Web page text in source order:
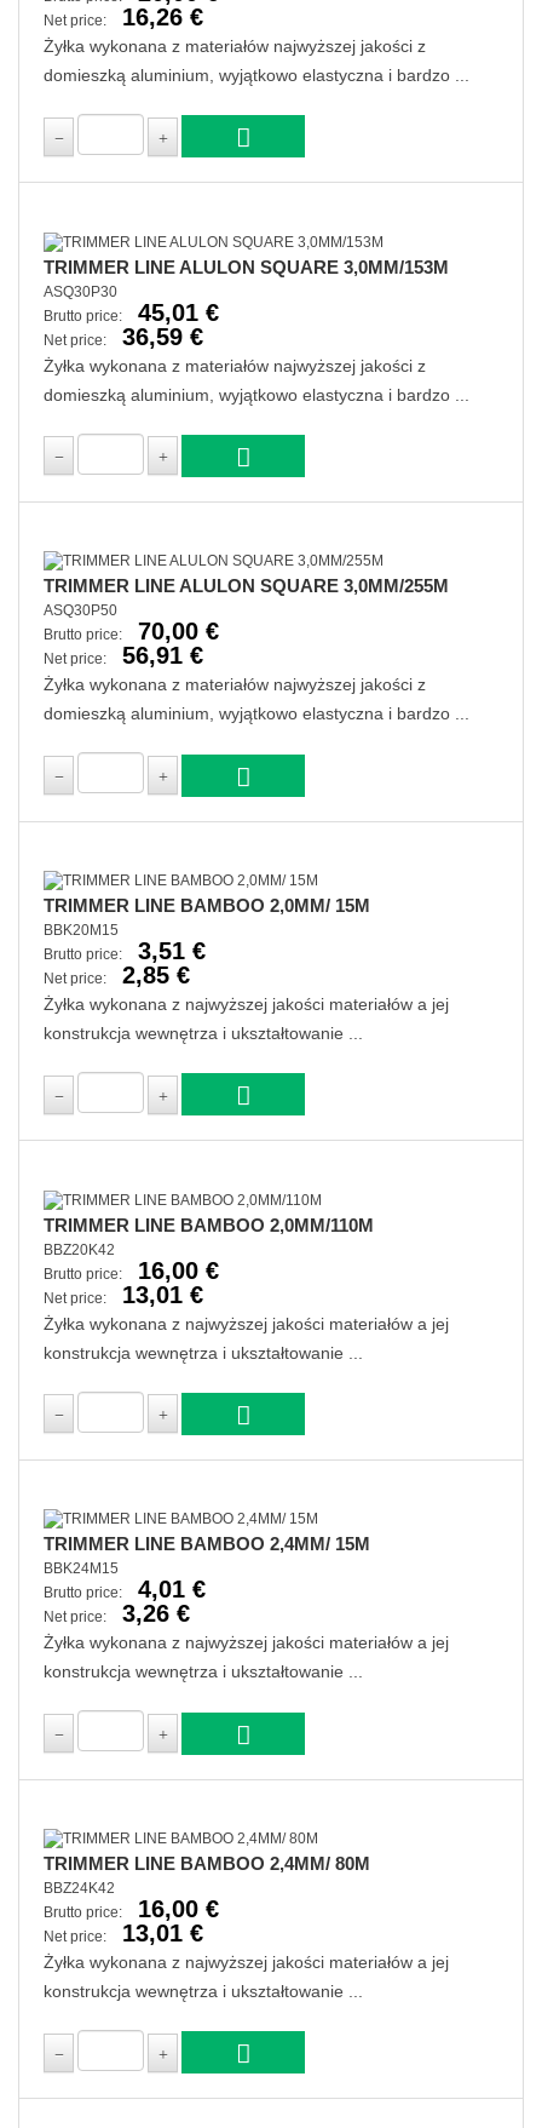
Net price: 16,26 €
Żyłka wykonana z materiałów najwyższej jakości z
domieszką aluminium, wyjątkowo elastyczna i bardzo ...
TRIMMER LINE ALULON SQUARE 3,0MM/153M
ASQ30P30
Brutto price:
45,01 €
Net price: 36,59 €
Żyłka wykonana z materiałów najwyższej jakości z
domieszką aluminium, wyjątkowo elastyczna i bardzo ...
TRIMMER LINE ALULON SQUARE 3,0MM/255M
ASQ30P50
Brutto price:
70,00 €
Net price: 56,91 €
Żyłka wykonana z materiałów najwyższej jakości z
domieszką aluminium, wyjątkowo elastyczna i bardzo ...
TRIMMER LINE BAMBOO 2,0MM/ 15M
BBK20M15
Brutto price:
3,51 €
Net price: 2,85 €
Żyłka wykonana z najwyższej jakości materiałów a jej
konstrukcja wewnętrza i ukształtowanie ...
TRIMMER LINE BAMBOO 2,0MM/110M
BBZ20K42
Brutto price:
16,00 €
Net price: 13,01 €
Żyłka wykonana z najwyższej jakości materiałów a jej
konstrukcja wewnętrza i ukształtowanie ...
TRIMMER LINE BAMBOO 2,4MM/ 15M
BBK24M15
Brutto price:
4,01 €
Net price: 3,26 €
Żyłka wykonana z najwyższej jakości materiałów a jej
konstrukcja wewnętrza i ukształtowanie ...
TRIMMER LINE BAMBOO 2,4MM/ 80M
BBZ24K42
Brutto price:
16,00 €
Net price: 13,01 €
Żyłka wykonana z najwyższej jakości materiałów a jej
konstrukcja wewnętrza i ukształtowanie ...